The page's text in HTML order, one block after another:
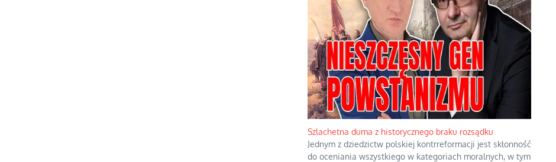
Szlachetna duma z historycznego braku rozsądku
Jednym z dziedzictw polskiej kontrreformacji jest skłonność
do oceniania wszystkiego w kategoriach moralnych, w tym